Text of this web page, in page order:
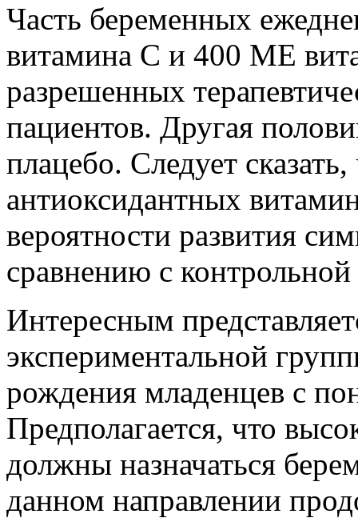
Часть беременных
витамина С и 400 МЕ
разрешенных
пациентов. Другая
плацебо. Следует
антиоксидантных
вероятности развития
сравнению с
Интересным
экспериментальной
рождения младенцев с
Предполагается, что
должны назначаться
данном направлении